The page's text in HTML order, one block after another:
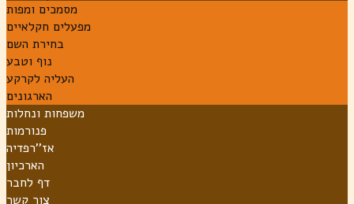
מסמכים ומפות
מפעלים חקלאיים
בחירת השם
נוף וטבע
העליה לקרקע
הארגונים
משפחות ונחלות
פנורמות
אז''רפדיה
הארכיון
דף לחבר
צור קשר